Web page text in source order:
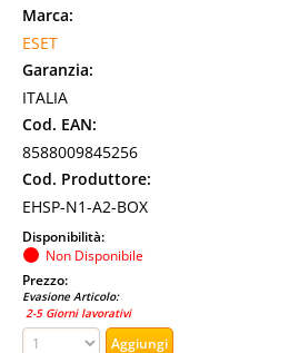
Marca:
ESET
Garanzia:
ITALIA
Cod. EAN:
8588009845256
Cod. Produttore:
EHSP-N1-A2-BOX
Disponibilità:
Non Disponibile
Prezzo:
Evasione Articolo:
2-5 Giorni lavorativi